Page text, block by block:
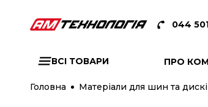
044
ВСІ ТОВАРИ ПРО
Головна Матеріали для шин та